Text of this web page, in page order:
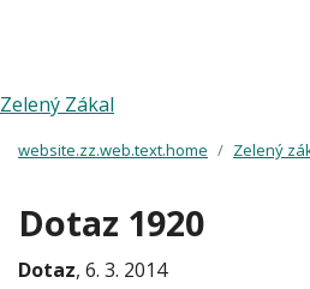
Zelený Zákal
website.zz.web.text.home Zelený
Dotaz 1920
Dotaz, 6. 3. 2014